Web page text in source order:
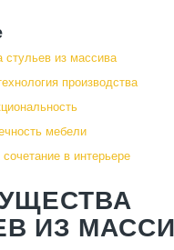
из массива
производства
мебели
в интерьере
ИЗ